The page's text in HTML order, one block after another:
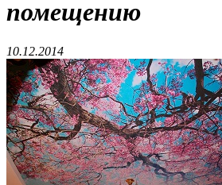
помещению
10.12.2014